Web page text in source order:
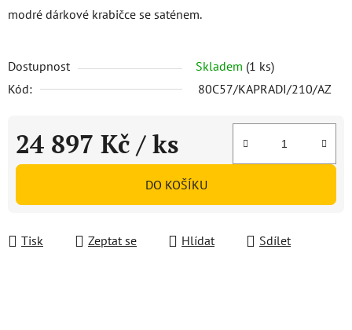
modré dárkové krabičce se saténem.
Dostupnost Skladem (1 ks)
Kód:
80C57/KAPRADI/210/AZ
24 897 Kč / ks
Měrná cena:
DO KOŠÍKU
Tisk Zeptat se Hlídat Sdílet